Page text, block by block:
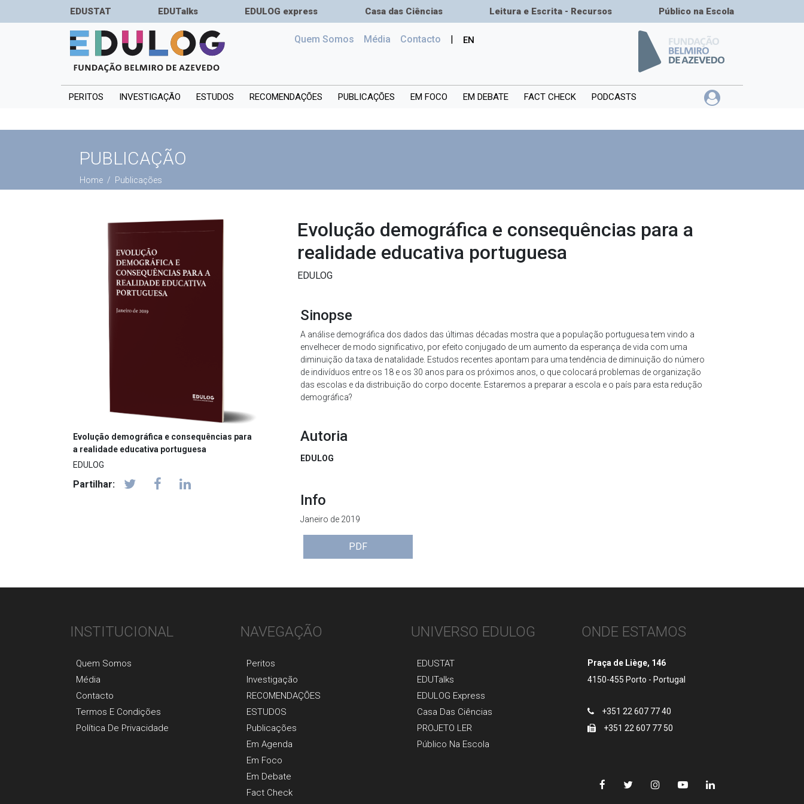
EDUSTAT EDUTalks EDULOG express Casa das Ciências Leitura e Escrita - Recursos Público na Escola
Quem Somos (current)
Média Сontacto | EN
PERITOS INVESTIGAÇÃO ESTUDOS RECOMENDAÇÕES PUBLICAÇÕES EM FOCO EM DEBATE FACT CHECK PODCASTS
PUBLICAÇÃO
Home Publicações
Evolução demográfica e consequências para
a realidade educativa portuguesa
EDULOG
Partilhar:
Evolução demográfica e consequências para a
realidade educativa portuguesa
EDULOG
Sinopse
A análise demográfica dos dados das últimas décadas mostra que a população portuguesa tem vindo a
envelhecer de modo significativo, por efeito conjugado de um aumento da esperança de vida com uma
diminuição da taxa de natalidade. Estudos recentes apontam para uma tendência de diminuição do número
de indivíduos entre os 18 e os 30 anos para os próximos anos, o que colocará problemas de organização
das escolas e da distribuição do corpo docente. Estaremos a preparar a escola e o país para esta redução
demográfica?
Autoria
EDULOG
Info
Janeiro de 2019
PDF
INSTITUCIONAL
Quem Somos
Média
Contacto
Termos E Condições
Política De Privacidade
NAVEGAÇÃO
Peritos
Investigaçãо
RECOMENDAÇÕES
ESTUDOS
Publicaçõеs
Em Agenda
Em Foco
Em Debate
Fact Check
UNIVERSO EDULOG
EDUSTAT
EDUTalks
EDULOG Express
Casa Das Ciências
PROJETO LER
Público Na Escola
ONDE ESTAMOS
Praça de Liège, 146
4150-455 Porto - Portugal
+351 22 607 77 40
+351 22 607 77 50